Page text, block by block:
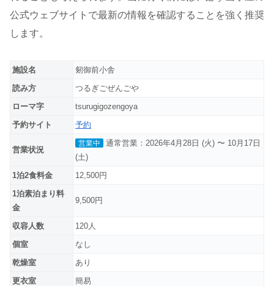
公式ウェブサイトで最新の情報を確認することを強く推奨
します。
施設名
剱御前小舎
読み方
つるぎごぜんごや
ローマ字
tsurugigozengoya
予約サイト
予約
営業状況
営業中
通常営業：2026年4月28日 (火) 〜 10月17日
(土)
1泊2食料金
12,500円
1泊素泊まり料
金
9,500円
収容人数
120人
個室
なし
乾燥室
あり
更衣室
簡易